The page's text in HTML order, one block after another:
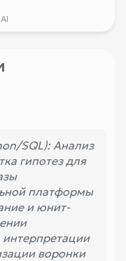
SQL): Анализ
гипотез для
платформы
и юнит-
воронки